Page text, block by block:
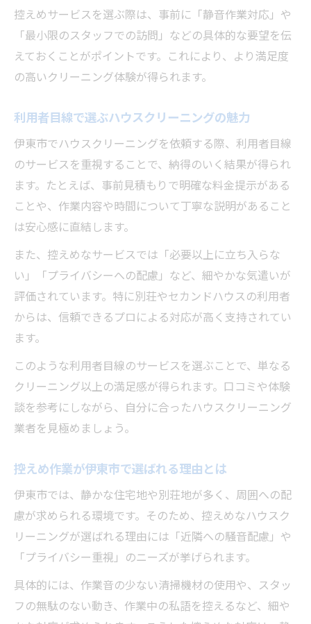
静音対応が選ばれる背景と実態
控えめサービスを選ぶ際は、事前に「静音作業対応」や
「最小限のスタッフでの訪問」などの具体的な要望を伝
えておくことがポイントです。これにより、より満足度
の高いクリーニング体験が得られます。
利用者目線で選ぶハウスクリーニングの魅力
伊東市でハウスクリーニングを依頼する際、利用者目線
のサービスを重視することで、納得のいく結果が得られ
ます。たとえば、事前見積もりで明確な料金提示がある
ことや、作業内容や時間について丁寧な説明があること
は安心感に直結します。
また、控えめなサービスでは「必要以上に立ち入らな
い」「プライバシーへの配慮」など、細やかな気遣いが
評価されています。特に別荘やセカンドハウスの利用者
からは、信頼できるプロによる対応が高く支持されてい
ます。
このような利用者目線のサービスを選ぶことで、単なる
クリーニング以上の満足感が得られます。口コミや体験
談を参考にしながら、自分に合ったハウスクリーニング
業者を見極めましょう。
控えめ作業が伊東市で選ばれる理由とは
伊東市では、静かな住宅地や別荘地が多く、周囲への配
慮が求められる環境です。そのため、控えめなハウスク
リーニングが選ばれる理由には「近隣への騒音配慮」や
「プライバシー重視」のニーズが挙げられます。
具体的には、作業音の少ない清掃機材の使用や、スタッ
フの無駄のない動き、作業中の私語を控えるなど、細や